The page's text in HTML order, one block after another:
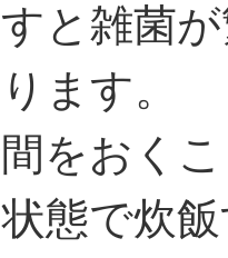
と雑菌
ます。
をおく
態で炊